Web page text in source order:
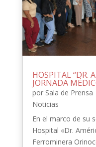
HOSPITAL “DR.
JORNADA
por Sala de Prensa
Noticias
En el marco de su
Hospital «Dr.
Ferrominera